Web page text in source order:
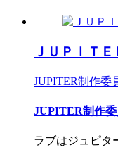
ＪＵＰＩＴＥ
JUPITER制作委
JUPITER制作
ラブはジュピタ